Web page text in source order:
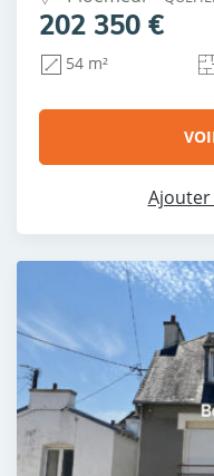
202 350 €
54 m²